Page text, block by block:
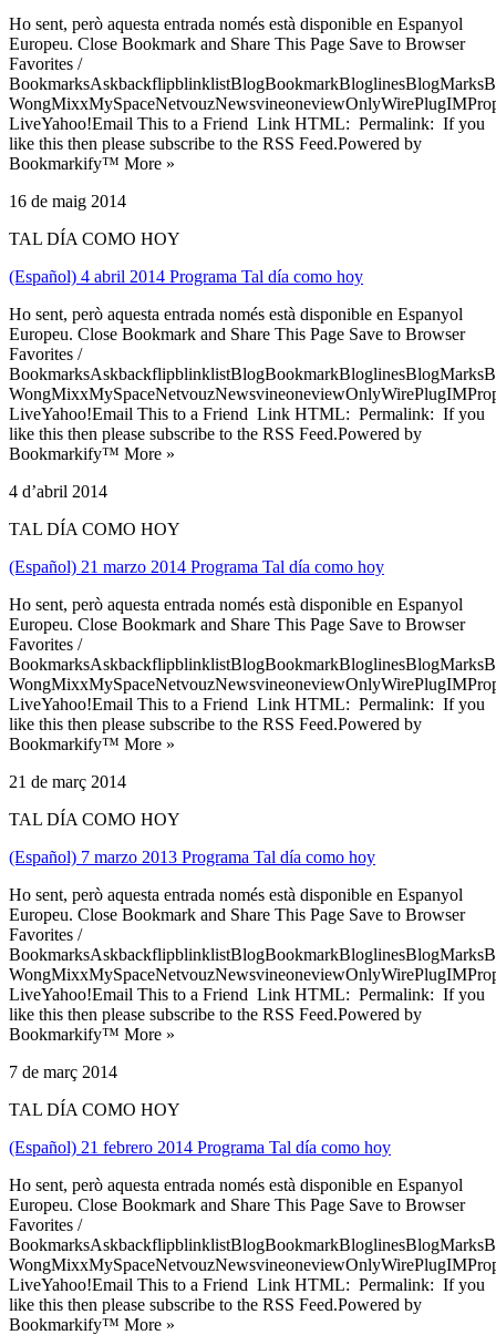
Ho sent, però aquesta entrada només està disponible en Espanyol
Europeu. Close Bookmark and Share This Page Save to Browser
Favorites /
LiveYahoo!Email This to a Friend Link HTML: Permalink: If you
like this then please subscribe to the RSS Feed.Powered by
Bookmarkify™ More »
16 de maig 2014
TAL DÍA COMO HOY
(Español) 4 abril 2014 Programa Tal día como hoy
Ho sent, però aquesta entrada només està disponible en Espanyol
Europeu. Close Bookmark and Share This Page Save to Browser
Favorites /
LiveYahoo!Email This to a Friend Link HTML: Permalink: If you
like this then please subscribe to the RSS Feed.Powered by
Bookmarkify™ More »
4 d’abril 2014
TAL DÍA COMO HOY
(Español) 21 marzo 2014 Programa Tal día como hoy
Ho sent, però aquesta entrada només està disponible en Espanyol
Europeu. Close Bookmark and Share This Page Save to Browser
Favorites /
LiveYahoo!Email This to a Friend Link HTML: Permalink: If you
like this then please subscribe to the RSS Feed.Powered by
Bookmarkify™ More »
21 de març 2014
TAL DÍA COMO HOY
(Español) 7 marzo 2013 Programa Tal día como hoy
Ho sent, però aquesta entrada només està disponible en Espanyol
Europeu. Close Bookmark and Share This Page Save to Browser
Favorites /
LiveYahoo!Email This to a Friend Link HTML: Permalink: If you
like this then please subscribe to the RSS Feed.Powered by
Bookmarkify™ More »
7 de març 2014
TAL DÍA COMO HOY
(Español) 21 febrero 2014 Programa Tal día como hoy
Ho sent, però aquesta entrada només està disponible en Espanyol
Europeu. Close Bookmark and Share This Page Save to Browser
Favorites /
LiveYahoo!Email This to a Friend Link HTML: Permalink: If you
like this then please subscribe to the RSS Feed.Powered by
Bookmarkify™ More »